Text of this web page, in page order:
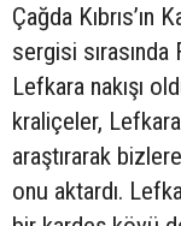
Çağda Kıbrıs’ın
sergisi sırasında
Lefkara nakışı
kraliçeler,
araştırarak
onu aktardı.